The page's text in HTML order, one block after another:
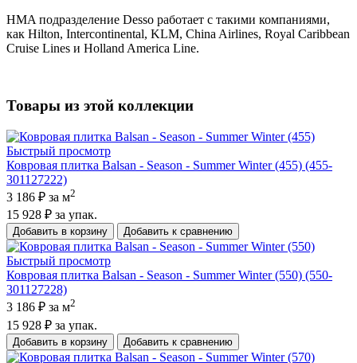
HMA подразделение Desso работает с такими компаниями,
как Hilton, Intercontinental, KLM, China Airlines, Royal Caribbean
Cruise Lines и Holland America Line.
Товары из этой коллекции
Быстрый просмотр
Ковровая плитка Balsan - Season - Summer Winter (455) (455-
301127222)
3 186 ₽ за м2
15 928 ₽ за упак.
Добавить в корзину Добавить к сравнению
Быстрый просмотр
Ковровая плитка Balsan - Season - Summer Winter (550) (550-
301127228)
3 186 ₽ за м2
15 928 ₽ за упак.
Добавить в корзину Добавить к сравнению